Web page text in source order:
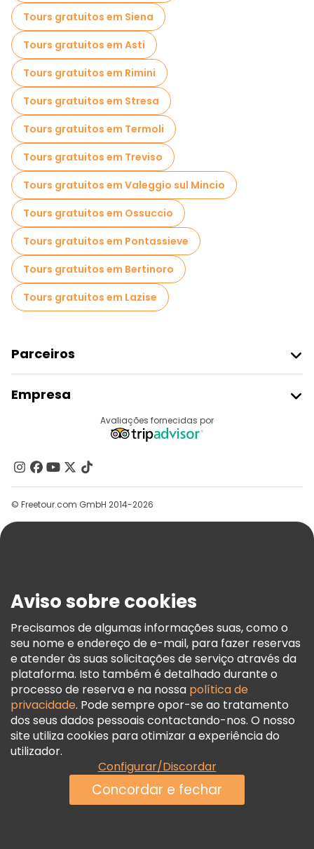
Tours gratuitos em Siena
Tours gratuitos em Asti
Tours gratuitos em Rimini
Tours gratuitos em Stresa
Tours gratuitos em Termoli
Tours gratuitos em Treviso
Tours gratuitos em Valeggio sul Mincio
Tours gratuitos em Ossuccio
Tours gratuitos em Pontassieve
Tours gratuitos em Bertinoro
Tours gratuitos em Lazise
Parceiros
Registo Do Fornecedor
Programa De Afiliados
Empresa
Contacte-Nos
Grupos
Ajuda
Termos E Informações Legais
Política De Cookies
Freetour Prémios
Programa De Fidelidade
Avaliações fornecidas por
© Freetour.com GmbH 2014-2026
Aviso sobre cookies
Precisamos de algumas informações suas, como o
seu nome e endereço de e-mail, para fazer reservas
e atender às suas solicitações de serviço através da
plataforma. Isto também é detalhado durante o
processo de reserva e na nossa política de
privacidade. Pode sempre opor-se ao tratamento
dos seus dados pessoais contactando-nos. O nosso
site utiliza cookies para otimizar a experiência do
utilizador.
Configurar/Discordar
Concordar e fechar